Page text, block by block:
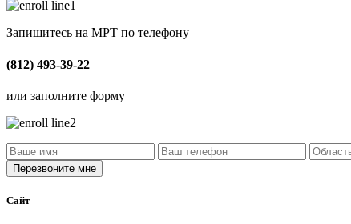
Запишитесь на МРТ по телефону
(812) 493-39-22
или заполните форму
Сайт